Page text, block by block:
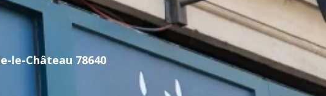
le-Château 78640